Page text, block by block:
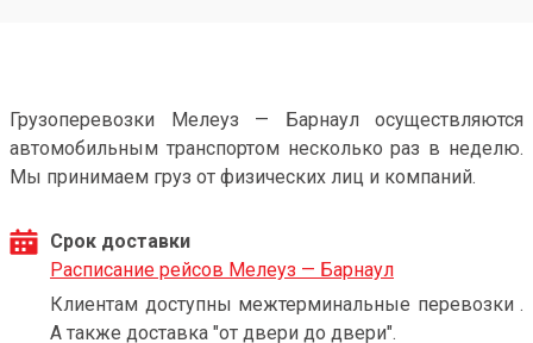
Грузоперевозки Мелеуз — Барнаул осуществляются
автомобильным транспортом несколько раз в неделю.
Мы принимаем груз от физических лиц и компаний.
Срок доставки
Расписание рейсов Мелеуз — Барнаул
Клиентам доступны межтерминальные перевозки .
А также доставка "от двери до двери".